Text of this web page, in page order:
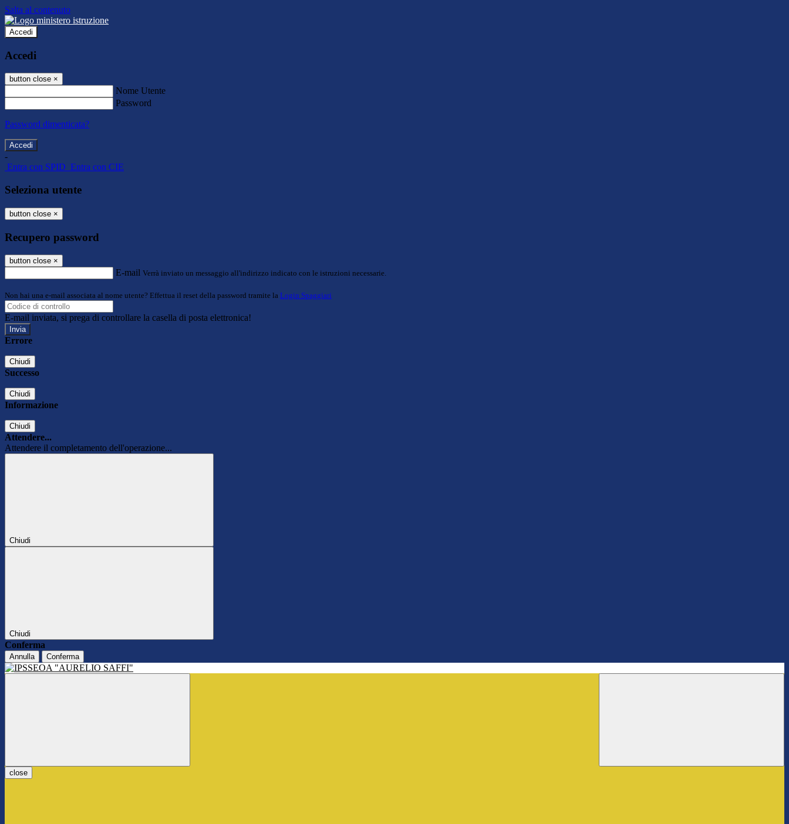
Salta al contenuto
Accedi
Accedi
button close ×
Nome Utente
Password
Password dimenticata?
-
Entra con SPID Entra con CIE
Seleziona utente
button close ×
Recupero password
button close ×
E-mail Verrà inviato un messaggio all'indirizzo indicato con le istruzioni necessarie.
Non hai una e-mail associata al nome utente? Effettua il reset della password tramite la Login Spaggiari
E-mail inviata, si prega di controllare la casella di posta elettronica!
Errore
Chiudi
Successo
Chiudi
Informazione
Chiudi
Attendere...
Attendere il completamento dell'operazione...
Chiudi
Chiudi
Conferma
Annulla Conferma
close